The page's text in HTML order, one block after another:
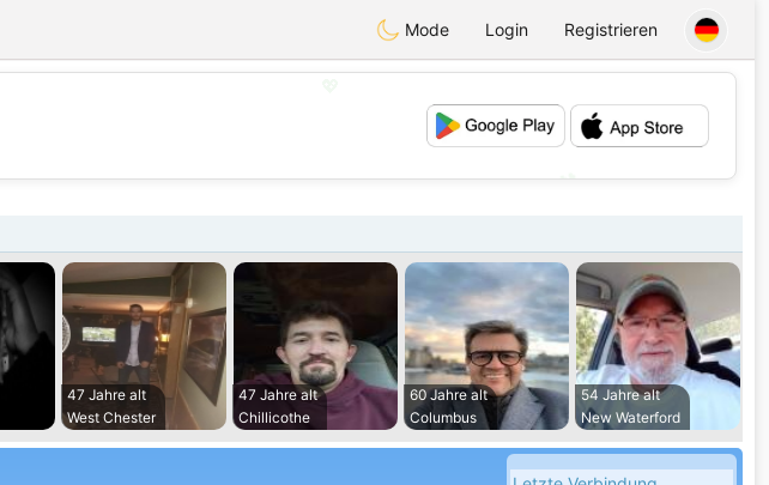
Mode Login Registrieren
💕
47 Jahre alt
West Chester
47 Jahre alt
Chillicothe
60 Jahre alt
Columbus
54 Jahre alt
New Waterford